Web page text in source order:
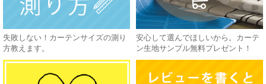
失敗しない！カーテンサイズの測り
方教えます。
安心して選んでほしいから。カーテ
ン生地サンプル無料プレゼント！